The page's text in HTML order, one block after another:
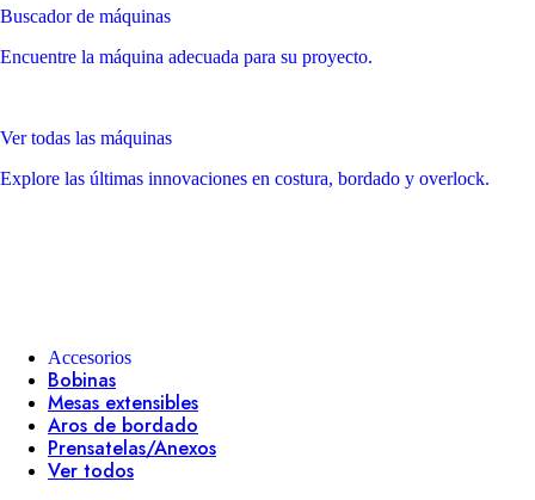
Buscador de máquinas
Encuentre la máquina adecuada para su proyecto.
Ver todas las máquinas
Explore las últimas innovaciones en costura, bordado y overlock.
Accesorios
Bobinas
Mesas extensibles
Aros de bordado
Prensatelas/Anexos
Ver todos